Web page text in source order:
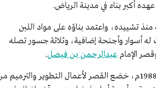
أكبر بناء في مدينة الرياض.
القصر عام 1329هـ/1911م للمرة الثانية منذ تشييده، واعتمد بناؤه على مواد اللبن
أسوار وأجنحة إضافية، وثلاثة جسور تصله
الإمام عبدالرحمن بن فيصل.
وصلت الكهرباء إلى قصر الحكم عام 1350هـ/1931م، وفي عام 1408هـ/1988م، خضع القصر لأعمال التطوير